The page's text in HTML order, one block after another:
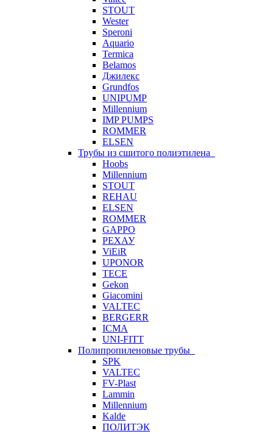
STOUT
Wester
Speroni
Aquario
Termica
Belamos
Джилекс
Grundfos
UNIPUMP
Millennium
IMP PUMPS
ROMMER
ELSEN
Трубы из сшитого полиэтилена
Hoobs
Millennium
STOUT
REHAU
ELSEN
ROMMER
GAPPO
РЕХАУ
ViEiR
UPONOR
TECE
Gekon
Giacomini
VALTEC
BERGERR
ICMA
UNI-FITT
Полипропиленовые трубы
SPK
VALTEC
FV-Plast
Lammin
Millennium
Kalde
ПОЛИТЭК